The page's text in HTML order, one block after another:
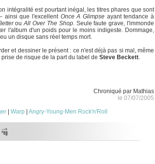
intégralité est pourtant inégal, les titres phares que sont
ainsi que l'excellent Once A Glimpse ayant tendance à
ouAll Over The Shop. Seule faute grave, l'immonde
l'album d'un poids pour le moins indigeste. Dommage,
un disque sans réel temps mort.
et dessiner le présent : ce n'est déjà pas si mal, même
de risque de la part du label de Steve Beckett.
Chroniqué par Mathias
le 07/07/2005
| Warp| Angry-Young-Men Rock'n'Roll